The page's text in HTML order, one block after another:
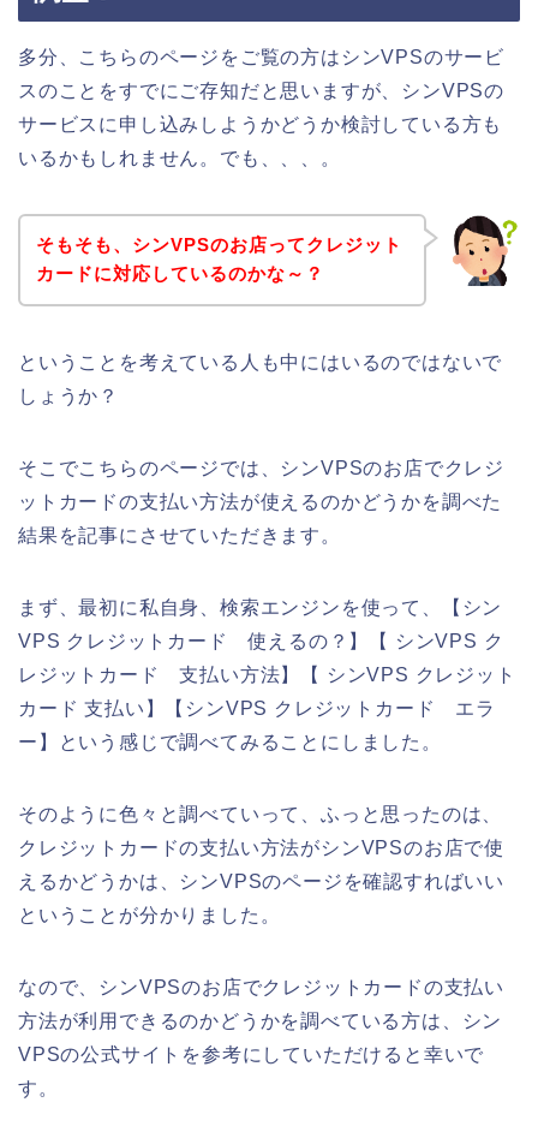
多分、こちらのページをご覧の方はシンVPSのサービ
スのことをすでにご存知だと思いますが、シンVPSの
サービスに申し込みしようかどうか検討している方も
いるかもしれません。でも、、、。
そもそも、シンVPSのお店ってクレジット
カードに対応しているのかな～？
ということを考えている人も中にはいるのではないで
しょうか？
そこでこちらのページでは、シンVPSのお店でクレジ
ットカードの支払い方法が使えるのかどうかを調べた
結果を記事にさせていただきます。
まず、最初に私自身、検索エンジンを使って、【シン
VPS クレジットカード 使えるの？】【 シンVPS ク
レジットカード 支払い方法】【 シンVPS クレジット
カード 支払い】【シンVPS クレジットカード エラ
ー】という感じで調べてみることにしました。
そのように色々と調べていって、ふっと思ったのは、
クレジットカードの支払い方法がシンVPSのお店で使
えるかどうかは、シンVPSのページを確認すればいい
ということが分かりました。
なので、シンVPSのお店でクレジットカードの支払い
方法が利用できるのかどうかを調べている方は、シン
VPSの公式サイトを参考にしていただけると幸いで
す。